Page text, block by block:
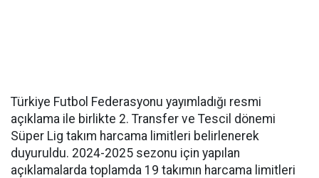
Türkiye Futbol Federasyonu yayımladığı resmi
açıklama ile birlikte 2. Transfer ve Tescil dönemi
Süper Lig takım harcama limitleri belirlenerek
duyuruldu. 2024-2025 sezonu için yapılan
açıklamalarda toplamda 19 takımın harcama limitleri